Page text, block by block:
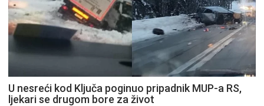
U nesreći kod Ključa poginuo pripadnik MUP-a RS,
ljekari se drugom bore za život